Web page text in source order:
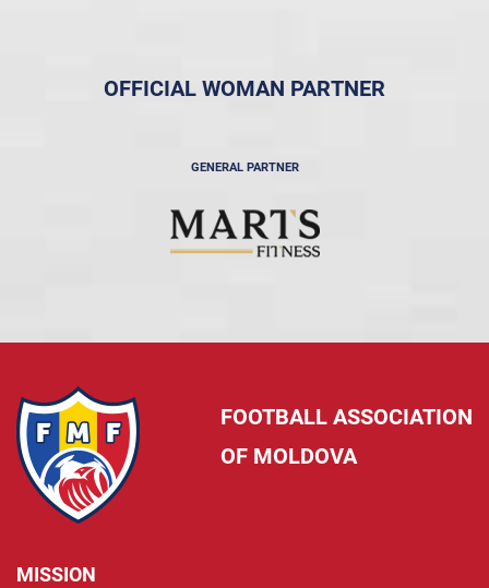
OFFICIAL WOMAN PARTNER
GENERAL PARTNER
FOOTBALL ASSOCIATION
OF MOLDOVA
MISSION